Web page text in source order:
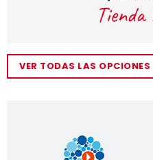
VER TODAS LAS